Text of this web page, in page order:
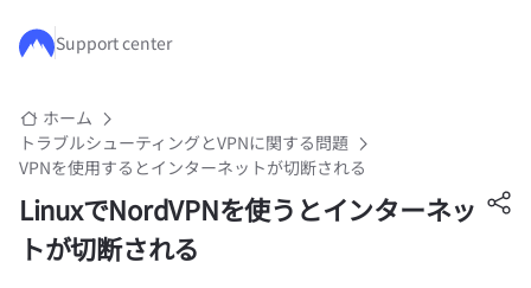
メインコンテンツにスキップ
Support center
ホーム
トラブルシューティングとVPNに関する問題
VPNを使用するとインターネットが切断される
LinuxでNordVPNを使うとインターネッ
トが切断される